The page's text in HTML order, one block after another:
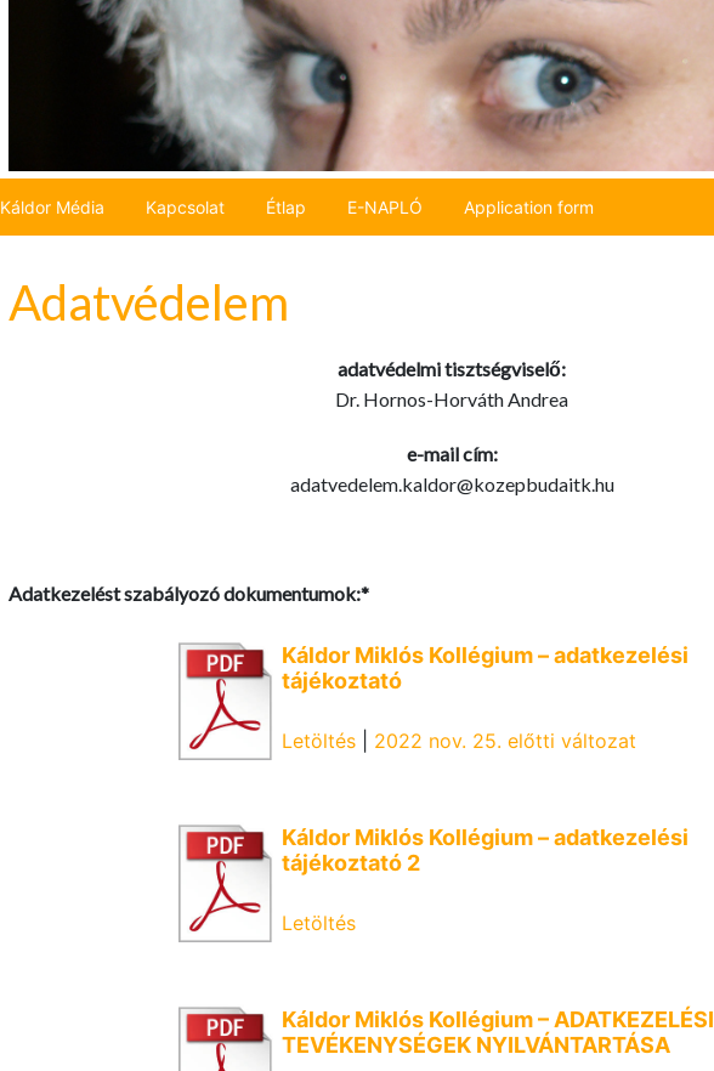
Káldor Média Kapcsolat Étlap E-NAPLÓ Application form
Adatvédelem
adatvédelmi tisztségviselő:
Dr. Hornos-Horváth Andrea
e-mail cím:
adatvedelem.kaldor@kozepbudaitk.hu
Adatkezelést szabályozó dokumentumok:*
Káldor Miklós Kollégium – adatkezelési
tájékoztató
Letöltés 2022 nov. 25. előtti változat
Káldor Miklós Kollégium – adatkezelési
tájékoztató 2
Letöltés
Káldor Miklós Kollégium – ADATKEZELÉSI
TEVÉKENYSÉGEK NYILVÁNTARTÁSA